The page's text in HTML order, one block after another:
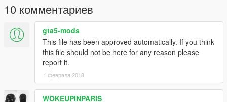
10 комментариев
gta5-mods
This file has been approved automatically. If you think
this file should not be here for any reason please
report it.
1 февраля 2018
WOKEUPINPARIS